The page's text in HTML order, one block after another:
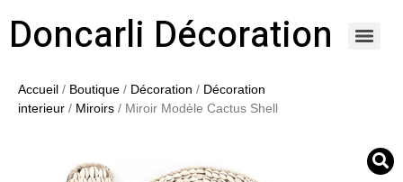
Doncarli Décoration
Accueil / Boutique / Décoration / Décoration
interieur / Miroirs / Miroir Modèle Cactus Shell